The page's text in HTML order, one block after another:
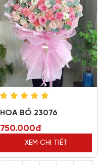
HOA BÓ 23076
750.000đ
XEM CHI TIẾT